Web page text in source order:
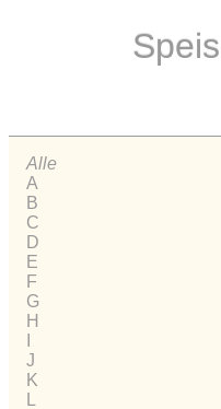
Alle
A
B
C
D
E
F
G
H
J
K